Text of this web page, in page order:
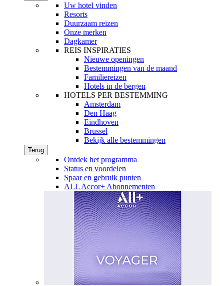
Uw hotel vinden
Resorts
Duurzaam reizen
Onze merken
Dagkamer
REIS INSPIRATIES
Nieuwe openingen
Bestemmingen van de maand
Familiereizen
Hotels in de bergen
HOTELS PER BESTEMMING
Amsterdam
Den Haag
Eindhoven
Brussel
Bekijk alle bestemmingen
Terug
Ontdek het programma
Status en voordelen
Spaar en gebruik punten
ALL Accor+ Abonnementen